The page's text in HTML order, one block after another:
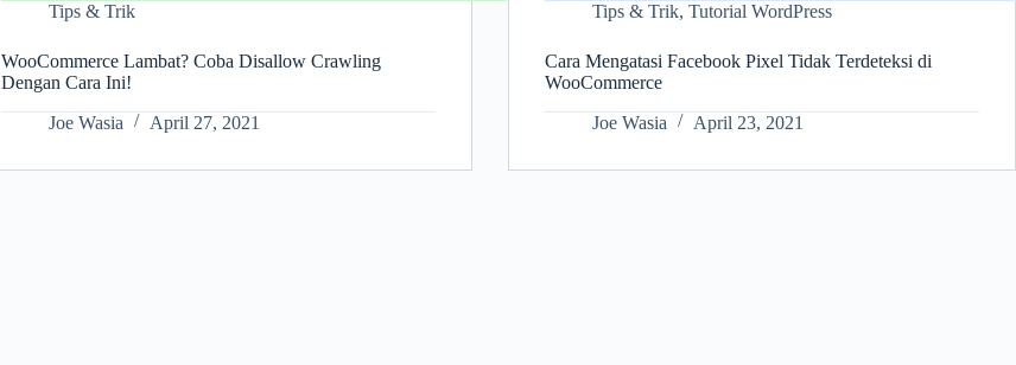
Tips & Trik
WooCommerce Lambat? Coba Disallow Crawling
Dengan Cara Ini!
Joe Wasia
April 27, 2021
Tips & Trik, Tutorial WordPress
Cara Mengatasi Facebook Pixel Tidak Terdeteksi di
WooCommerce
Joe Wasia
April 23, 2021